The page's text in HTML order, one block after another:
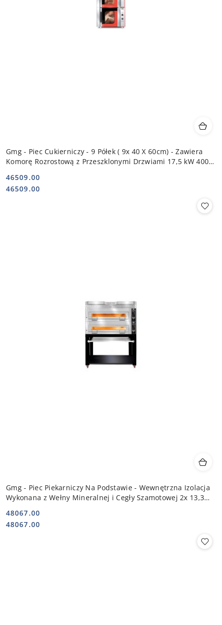
Gmg - Piec Cukierniczy - 9 Półek ( 9x 40 X 60cm) - Zawiera
Komorę Rozrostową z Przeszklonymi Drzwiami 17,5 kW 400V
Cena:
46509.00
Cena:
46509.00
Gmg - Piec Piekarniczy Na Podstawie - Wewnętrzna Izolacja
Wykonana z Wełny Mineralnej i Cegły Szamotowej 2x 13,3
Cena:
48067.00
Cena:
48067.00